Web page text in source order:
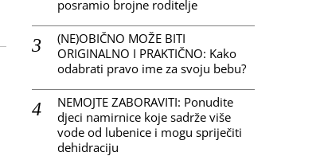
posramio brojne roditelje
(NE)OBIČNO MOŽE BITI
ORIGINALNO I PRAKTIČNO: Kako
odabrati pravo ime za svoju bebu?
NEMOJTE ZABORAVITI: Ponudite
djeci namirnice koje sadrže više
vode od lubenice i mogu spriječiti
dehidraciju